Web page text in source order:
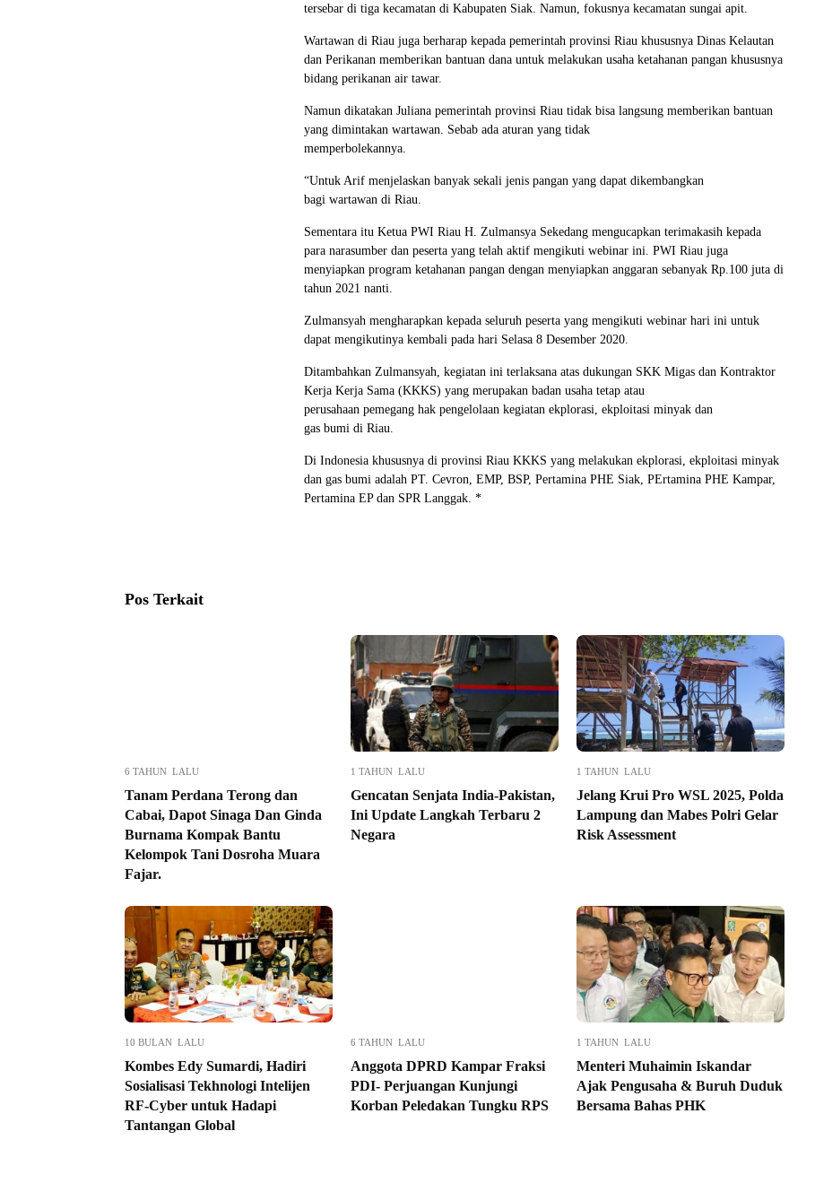
tersebar di tiga kecamatan di Kabupaten Siak. Namun, fokusnya kecamatan sungai apit.
Wartawan di Riau juga berharap kepada pemerintah provinsi Riau khususnya Dinas Kelautan
dan Perikanan memberikan bantuan dana untuk melakukan usaha ketahanan pangan khususnya
bidang perikanan air tawar.
Namun dikatakan Juliana pemerintah provinsi Riau tidak bisa langsung memberikan bantuan
yang dimintakan wartawan. Sebab ada aturan yang tidak
memperbolekannya.
“Untuk Arif menjelaskan banyak sekali jenis pangan yang dapat dikembangkan
bagi wartawan di Riau.
Sementara itu Ketua PWI Riau H. Zulmansya Sekedang mengucapkan terimakasih kepada
para narasumber dan peserta yang telah aktif mengikuti webinar ini. PWI Riau juga
menyiapkan program ketahanan pangan dengan menyiapkan anggaran sebanyak Rp.100 juta di
tahun 2021 nanti.
Zulmansyah mengharapkan kepada seluruh peserta yang mengikuti webinar hari ini untuk
dapat mengikutinya kembali pada hari Selasa 8 Desember 2020.
Ditambahkan Zulmansyah, kegiatan ini terlaksana atas dukungan SKK Migas dan Kontraktor
Kerja Kerja Sama (KKKS) yang merupakan badan usaha tetap atau
perusahaan pemegang hak pengelolaan kegiatan ekplorasi, ekploitasi minyak dan
gas bumi di Riau.
Di Indonesia khususnya di provinsi Riau KKKS yang melakukan ekplorasi, ekploitasi minyak
dan gas bumi adalah PT. Cevron, EMP, BSP, Pertamina PHE Siak, PErtamina PHE Kampar,
Pertamina EP dan SPR Langgak. *
Pos Terkait
6 TAHUN LALU
Tanam Perdana Terong dan
Cabai, Dapot Sinaga Dan Ginda
Burnama Kompak Bantu
Kelompok Tani Dosroha Muara
Fajar.
1 TAHUN LALU
Gencatan Senjata India-Pakistan,
Ini Update Langkah Terbaru 2
Negara
1 TAHUN LALU
Jelang Krui Pro WSL 2025, Polda
Lampung dan Mabes Polri Gelar
Risk Assessment
10 BULAN LALU
Kombes Edy Sumardi, Hadiri
Sosialisasi Tekhnologi Intelijen
RF-Cyber untuk Hadapi
Tantangan Global
6 TAHUN LALU
Anggota DPRD Kampar Fraksi
PDI- Perjuangan Kunjungi
Korban Peledakan Tungku RPS
1 TAHUN LALU
Menteri Muhaimin Iskandar
Ajak Pengusaha & Buruh Duduk
Bersama Bahas PHK